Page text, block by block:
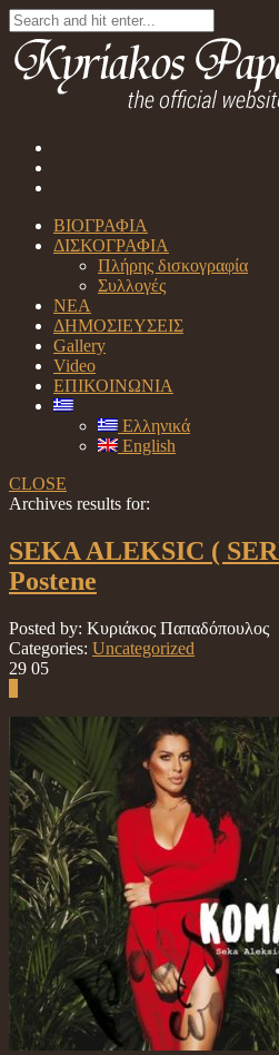
ΒΙΟΓΡΑΦΙΑ
ΔΙΣΚΟΓΡΑΦΙΑ
Πλήρης δισκογραφία
Συλλογές
ΝΕΑ
ΔΗΜΟΣΙΕΥΣΕΙΣ
Gallery
Video
ΕΠΙΚΟΙΝΩΝΙΑ
Ελληνικά
English
CLOSE
Archives results for:
SEKA ALEKSIC (
Postene
Posted by: Κυριάκος Παπαδόπουλος
Categories: Uncategorized
29 05